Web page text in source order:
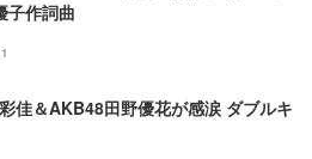
子作詞曲
佳＆AKB48田野優花が感涙 ダブルキ